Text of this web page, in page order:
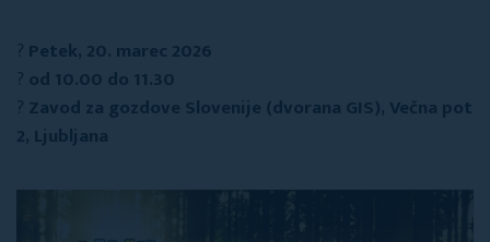
? Petek, 20. marec 2026
? od 10.00 do 11.30
? Zavod za gozdove Slovenije (dvorana GIS), Večna pot
2, Ljubljana